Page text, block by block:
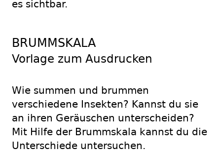
es sichtbar.
BRUMMSKALA
Vorlage zum Ausdrucken
Wie summen und brummen
verschiedene Insekten? Kannst du sie
an ihren Geräuschen unterscheiden?
Mit Hilfe der Brummskala kannst du die
Unterschiede untersuchen.